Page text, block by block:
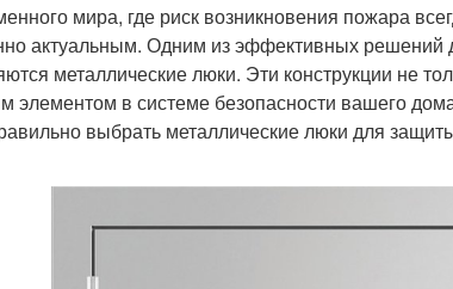
мира, где риск возникновения пожара
актуальным. Одним из эффективных
металлические люки. Эти конструкции не
элементом в системе безопасности вашего
выбрать металлические люки для